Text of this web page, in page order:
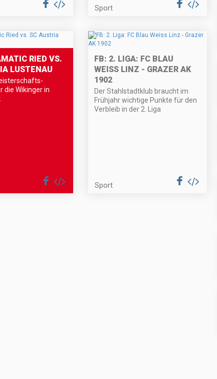
Sport
RIED VS.
LUSTENAU
die Wikinger in
FB: 2. LIGA: FC BLAU
WEISS LINZ - GRAZER AK
1902
Der Stahlstadtklub braucht im
Frühjahr wichtige Punkte für den
Verbleib in der 2. Liga
Sport